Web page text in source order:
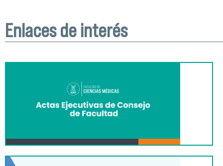
Enlaces de interés